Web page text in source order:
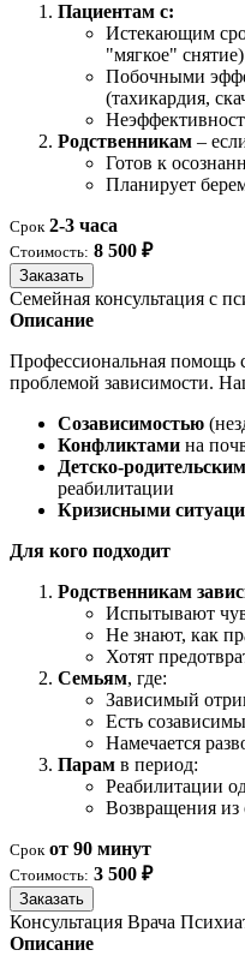
Пациентам с:
Истекающим
"мягкое" снятие)
Побочными
(тахикардия,
Родственникам –
Готов к
Планирует
Срок 2-3 часа
Стоимость: 8 500 ₽
Заказать
Семейная консультация с
Описание
Профессиональная помощь
проблемой зависимости.
Созависимостью
Конфликтами на
Детско-
реабилитации
Кризисными
Для кого подходит
Родственникам
Испытывают
Не знают, как
Хотят
Семьям, где:
Зависимый
Есть
Намечается
Парам в период:
Реабилитации
Возвращения из
Срок от 90 минут
Стоимость: 3 500 ₽
Заказать
Консультация Врача
Описание